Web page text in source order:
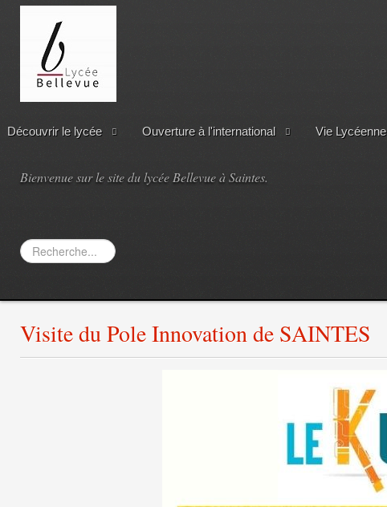
Découvrir le lycée Ouverture à l'international Vie Lycéenne
Bienvenue sur le site du lycée Bellevue à Saintes.
Rechercher
Visite du Pole Innovation de SAINTES